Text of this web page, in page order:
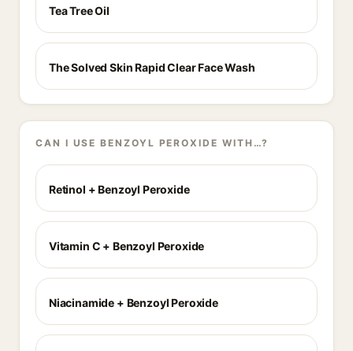
Tea Tree Oil
The Solved Skin Rapid Clear Face Wash
CAN I USE BENZOYL PEROXIDE WITH…?
Retinol + Benzoyl Peroxide
Vitamin C + Benzoyl Peroxide
Niacinamide + Benzoyl Peroxide